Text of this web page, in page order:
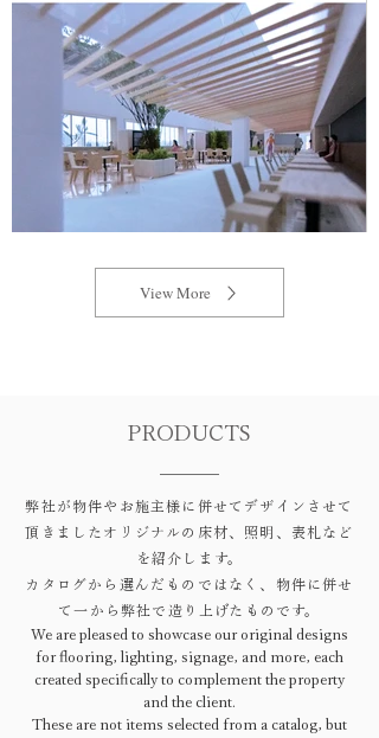
View More
PRODUCTS
弊社が物件やお施主様に併せてデザインさせて
頂きましたオリジナルの床材、照明、表札など
を紹介します。
​カタログから選んだものではなく、物件に併せ
て一から弊社で造り上げたものです。
We are pleased to showcase our original designs
for flooring, lighting, signage, and more, each
created specifically to complement the property
and the client.
These are not items selected from a catalog, but